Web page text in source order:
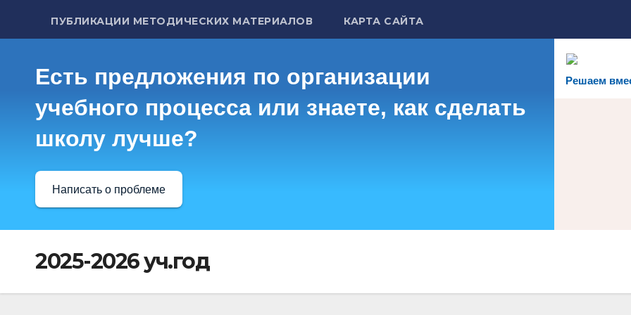
ПУБЛИКАЦИИ МЕТОДИЧЕСКИХ МАТЕРИАЛОВ КАРТА САЙТА
Решаем
Есть предложения по организации
учебного процесса или знаете, как сделать
школу лучше?
Написать о проблеме
2025-2026 уч.год